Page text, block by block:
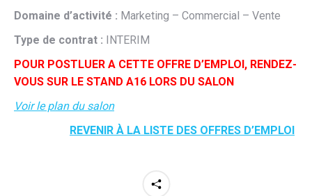
Domaine d’activité : Marketing – Commercial – Vente
Type de contrat : INTERIM
POUR POSTLUER A CETTE OFFRE D’EMPLOI, RENDEZ-
VOUS SUR LE STAND A16 LORS DU SALON
Voir le plan du salon
REVENIR À LA LISTE DES OFFRES D’EMPLOI